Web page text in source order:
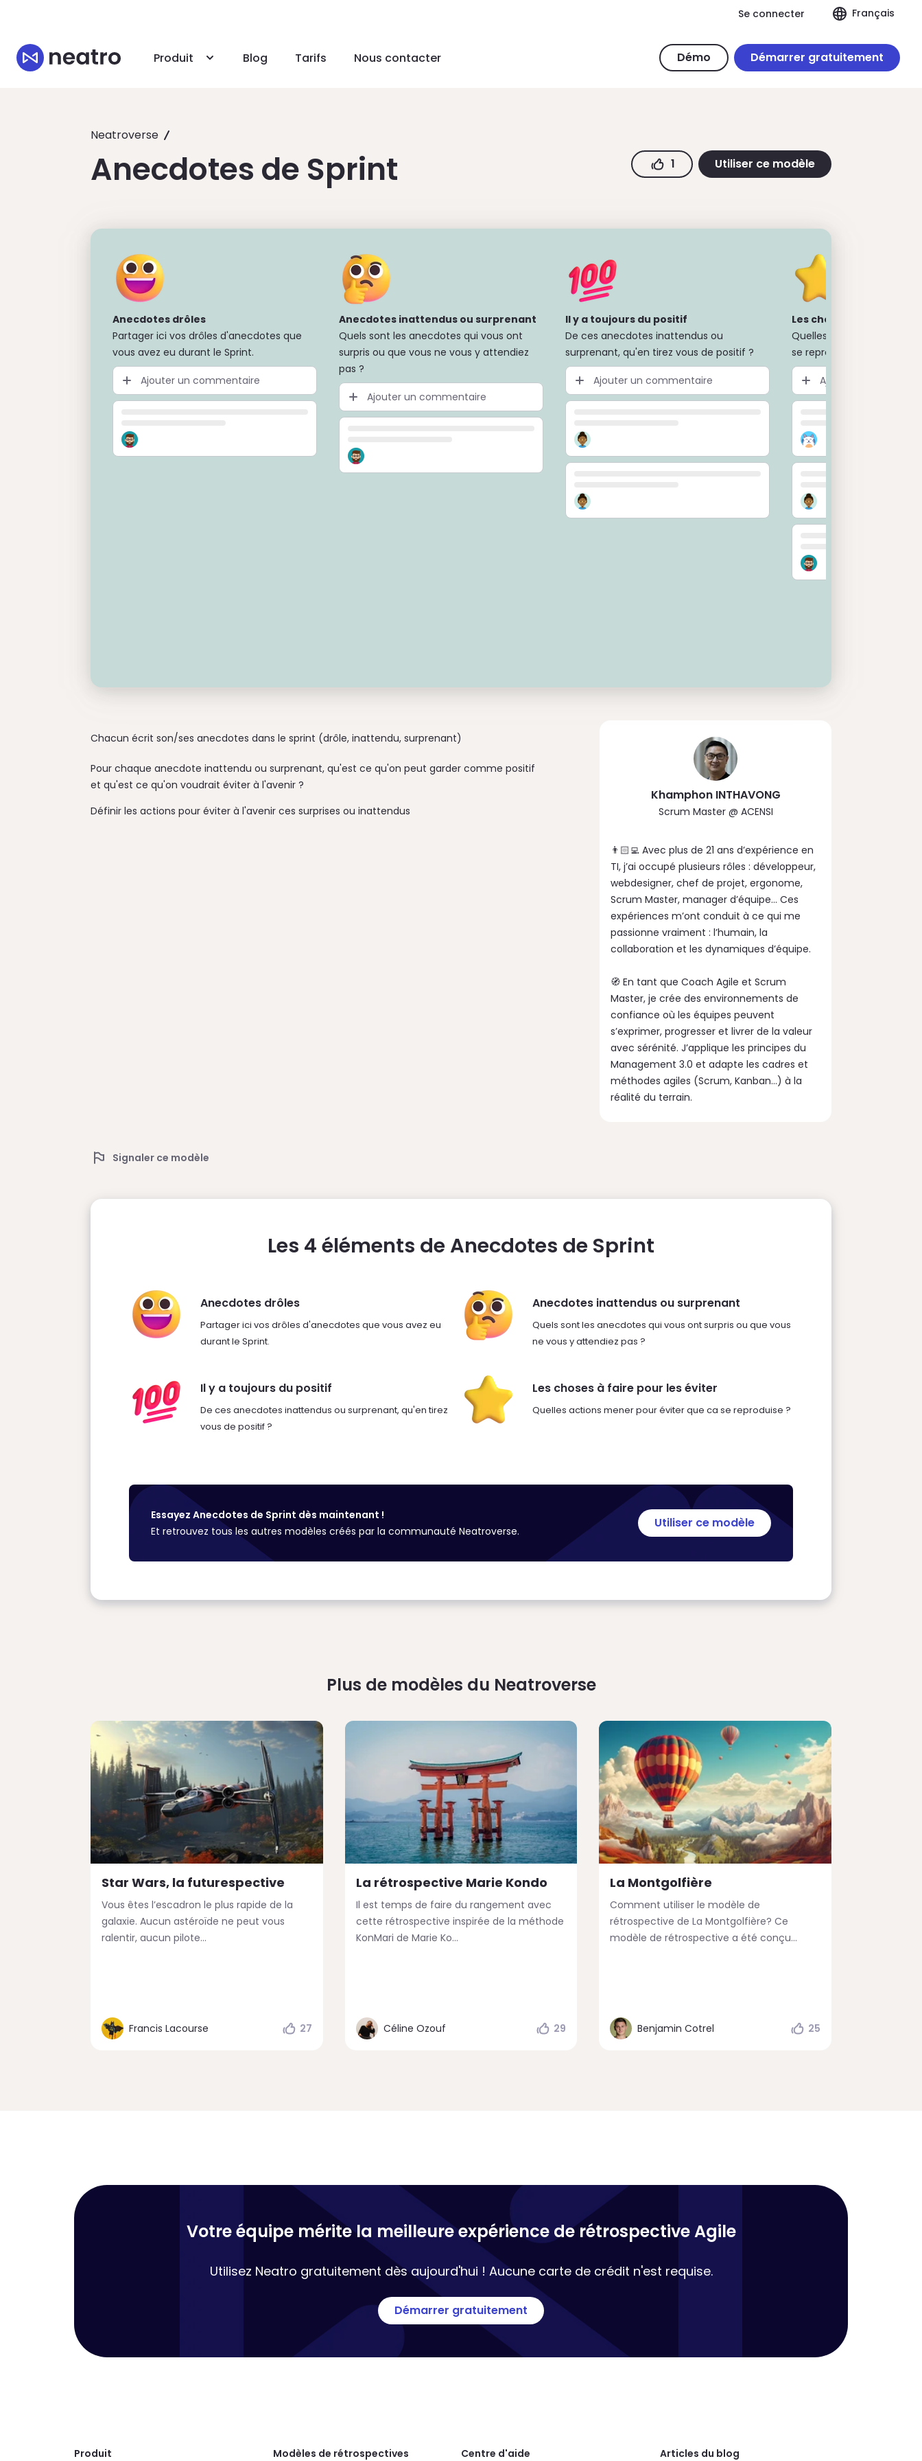
Se connecter Français
Produit Blog Tarifs Nous contacter Démo Démarrer gratuitement
Neatroverse
Anecdotes de Sprint 1 Utiliser ce modèle
Anecdotes drôles
Partager ici vos drôles d'anecdotes que
vous avez eu durant le Sprint.
Ajouter un commentaire
Anecdotes inattendus ou surprenant
Quels sont les anecdotes qui vous ont
surpris ou que vous ne vous y attendiez
pas ?
Ajouter un commentaire
Il y a toujours du positif
De ces anecdotes inattendus ou
surprenant, qu'en tirez vous de positif ?
Ajouter un commentaire
Les choses à faire pour
Quelles actions mener
se reproduise ?
Ajouter un
Chacun écrit son/ses anecdotes dans le sprint (drôle, inattendu, surprenant)
Pour chaque anecdote inattendu ou surprenant, qu'est ce qu'on peut garder comme positif
et qu'est ce qu'on voudrait éviter à l'avenir ?
Définir les actions pour éviter à l'avenir ces surprises ou inattendus
Khamphon INTHAVONG
Scrum Master @ ACENSI
👨🏻‍💻 Avec plus de 21 ans d’expérience en
TI, j’ai occupé plusieurs rôles : développeur,
webdesigner, chef de projet, ergonome,
Scrum Master, manager d’équipe… Ces
expériences m’ont conduit à ce qui me
passionne vraiment : l’humain, la
collaboration et les dynamiques d’équipe.
🧭 En tant que Coach Agile et Scrum
Master, je crée des environnements de
confiance où les équipes peuvent
s’exprimer, progresser et livrer de la valeur
avec sérénité. J’applique les principes du
Management 3.0 et adapte les cadres et
méthodes agiles (Scrum, Kanban…) à la
réalité du terrain.
Signaler ce modèle
Les 4 éléments de Anecdotes de Sprint
Anecdotes drôles
Partager ici vos drôles d'anecdotes que vous avez eu
durant le Sprint.
Anecdotes inattendus ou surprenant
Quels sont les anecdotes qui vous ont surpris ou que vous
ne vous y attendiez pas ?
Il y a toujours du positif
De ces anecdotes inattendus ou surprenant, qu'en tirez
vous de positif ?
Les choses à faire pour les éviter
Quelles actions mener pour éviter que ca se reproduise ?
Essayez Anecdotes de Sprint dès maintenant !
Et retrouvez tous les autres modèles créés par la communauté Neatroverse.
Utiliser ce modèle
Plus de modèles du Neatroverse
Star Wars, la futurespective
Vous êtes l’escadron le plus rapide de la
galaxie. Aucun astéroïde ne peut vous
ralentir, aucun pilote...
Francis Lacourse 27
La rétrospective Marie Kondo
Il est temps de faire du rangement avec
cette rétrospective inspirée de la méthode
KonMari de Marie Ko...
Céline Ozouf 29
La Montgolfière
Comment utiliser le modèle de
rétrospective de La Montgolfière? Ce
modèle de rétrospective a été conçu...
Benjamin Cotrel 25
Votre équipe mérite la meilleure expérience de rétrospective Agile
Utilisez Neatro gratuitement dès aujourd'hui ! Aucune carte de crédit n'est requise.
Démarrer gratuitement
Produit Modèles de rétrospectives Centre d'aide Articles du blog